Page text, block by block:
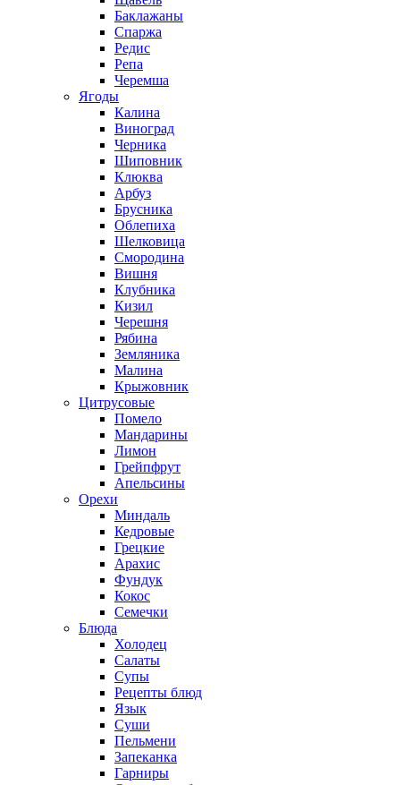
Баклажаны
Спаржа
Редис
Репа
Черемша
Ягоды
Калина
Виноград
Черника
Шиповник
Клюква
Арбуз
Брусника
Облепиха
Шелковица
Смородина
Вишня
Клубника
Кизил
Черешня
Рябина
Земляника
Малина
Крыжовник
Цитрусовые
Помело
Мандарины
Лимон
Грейпфрут
Апельсины
Орехи
Миндаль
Кедровые
Грецкие
Арахис
Фундук
Кокос
Семечки
Блюда
Холодец
Салаты
Супы
Рецепты блюд
Язык
Суши
Пельмени
Запеканка
Гарниры